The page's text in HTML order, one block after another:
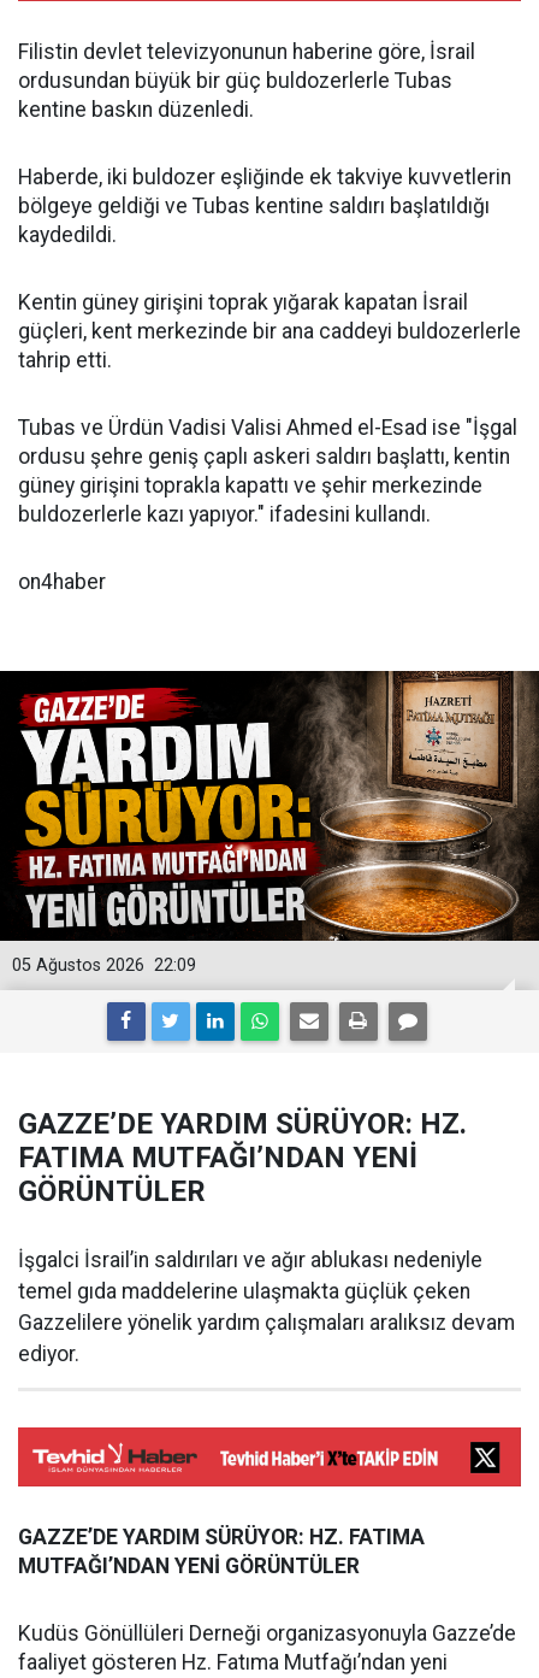
Filistin devlet televizyonunun haberine göre, İsrail
ordusundan büyük bir güç buldozerlerle Tubas
kentine baskın düzenledi.
Haberde, iki buldozer eşliğinde ek takviye kuvvetlerin
bölgeye geldiği ve Tubas kentine saldırı başlatıldığı
kaydedildi.
Kentin güney girişini toprak yığarak kapatan İsrail
güçleri, kent merkezinde bir ana caddeyi buldozerlerle
tahrip etti.
Tubas ve Ürdün Vadisi Valisi Ahmed el-Esad ise "İşgal
ordusu şehre geniş çaplı askeri saldırı başlattı, kentin
güney girişini toprakla kapattı ve şehir merkezinde
buldozerlerle kazı yapıyor." ifadesini kullandı.
on4haber
22:09
05 Ağustos 2026
GAZZE’DE YARDIM SÜRÜYOR: HZ.
FATIMA MUTFAĞI’NDAN YENİ
GÖRÜNTÜLER
İşgalci İsrail’in saldırıları ve ağır ablukası nedeniyle
temel gıda maddelerine ulaşmakta güçlük çeken
Gazzelilere yönelik yardım çalışmaları aralıksız devam
ediyor.
GAZZE’DE YARDIM SÜRÜYOR: HZ. FATIMA
MUTFAĞI’NDAN YENİ GÖRÜNTÜLER
Kudüs Gönüllüleri Derneği organizasyonuyla Gazze’de
faaliyet gösteren Hz. Fatıma Mutfağı’ndan yeni